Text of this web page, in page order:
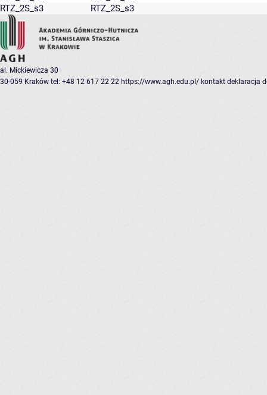
RTZ_2S_s3
RTZ_2S_s3
al. Mickiewicza 30
30-059 Kraków tel: +48 12 617 22 22 https://www.agh.edu.pl/ kontakt deklaracja